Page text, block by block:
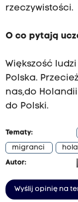
rzeczywistości.
O co pytają
Większość
Polska.
nas,do
do Polski.
Tematy:
migranci
Autor:
Wyślij opinię na